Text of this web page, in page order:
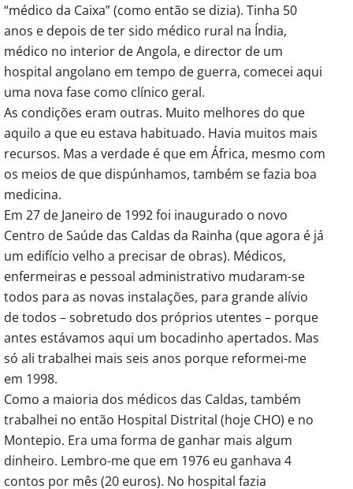
“médico da Caixa” (como então se dizia). Tinha 50
anos e depois de ter sido médico rural na Índia,
médico no interior de Angola, e director de um
hospital angolano em tempo de guerra, comecei aqui
uma nova fase como clínico geral.
As condições eram outras. Muito melhores do que
aquilo a que eu estava habituado. Havia muitos mais
recursos. Mas a verdade é que em África, mesmo com
os meios de que dispúnhamos, também se fazia boa
medicina.
Em 27 de Janeiro de 1992 foi inaugurado o novo
Centro de Saúde das Caldas da Rainha (que agora é já
um edifício velho a precisar de obras). Médicos,
enfermeiras e pessoal administrativo mudaram-se
todos para as novas instalações, para grande alívio
de todos – sobretudo dos próprios utentes – porque
antes estávamos aqui um bocadinho apertados. Mas
só ali trabalhei mais seis anos porque reformei-me
em 1998.
Como a maioria dos médicos das Caldas, também
trabalhei no então Hospital Distrital (hoje CHO) e no
Montepio. Era uma forma de ganhar mais algum
dinheiro. Lembro-me que em 1976 eu ganhava 4
contos por mês (20 euros). No hospital fazia